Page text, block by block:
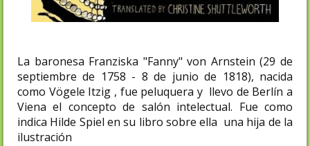
La baronesa Franziska "Fanny" von Arnstein (29 de
septiembre de 1758 - 8 de junio de 1818), nacida
como Vögele Itzig , fue peluquera y llevo de Berlín a
Viena el concepto de salón intelectual. Fue como
indica Hilde Spiel en su libro sobre ella una hija de la
ilustración